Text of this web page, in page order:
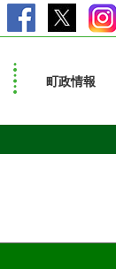
町政情報